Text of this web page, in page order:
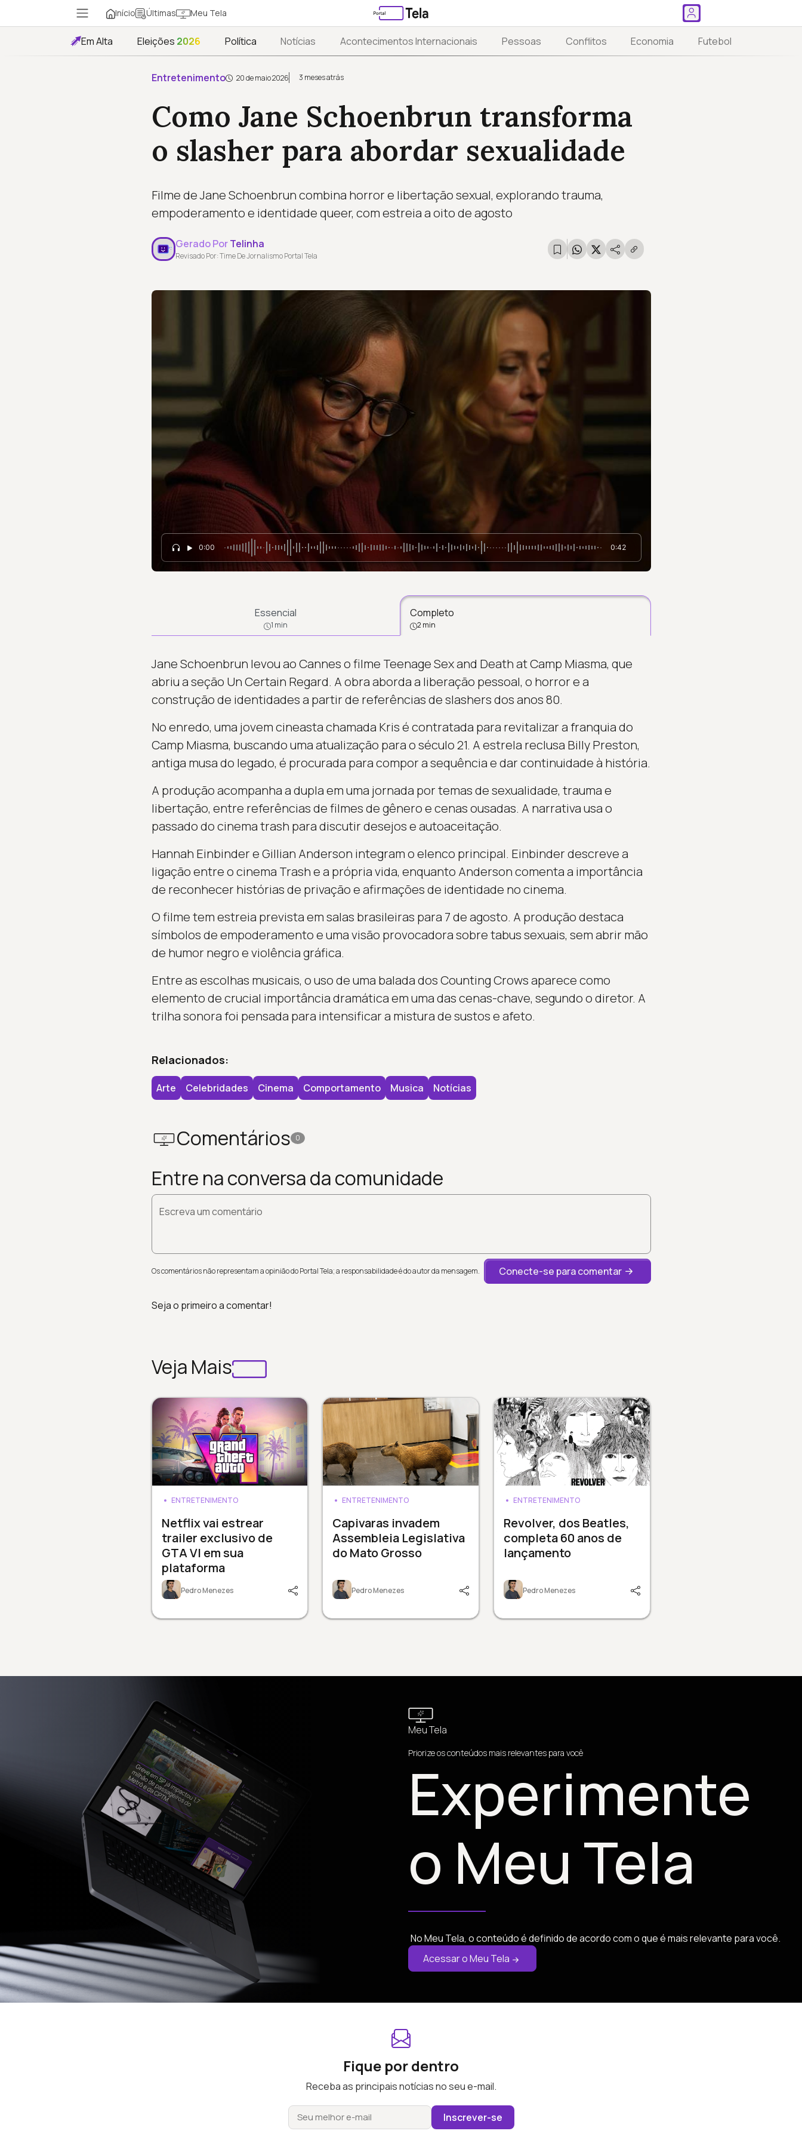
Início Últimas Meu Tela
Em Alta Eleições 2026 Política Notícias Acontecimentos Internacionais Pessoas Conflitos Economia Futebol
Entretenimento 20 de maio 2026 3 meses atrás
Como Jane Schoenbrun transforma
o slasher para abordar sexualidade
Filme de Jane Schoenbrun combina horror e libertação sexual, explorando trauma,
empoderamento e identidade queer, com estreia a oito de agosto
Gerado PorTelinha
Revisado Por: Time De Jornalismo Portal Tela
0:00 0:42
Essencial
1 min
Completo
2 min
Jane Schoenbrun levou ao Cannes o filme Teenage Sex and Death at Camp Miasma, que
abriu a seção Un Certain Regard. A obra aborda a liberação pessoal, o horror e a
construção de identidades a partir de referências de slashers dos anos 80.
No enredo, uma jovem cineasta chamada Kris é contratada para revitalizar a franquia do
Camp Miasma, buscando uma atualização para o século 21. A estrela reclusa Billy Preston,
antiga musa do legado, é procurada para compor a sequência e dar continuidade à história.
A produção acompanha a dupla em uma jornada por temas de sexualidade, trauma e
libertação, entre referências de filmes de gênero e cenas ousadas. A narrativa usa o
passado do cinema trash para discutir desejos e autoaceitação.
Hannah Einbinder e Gillian Anderson integram o elenco principal. Einbinder descreve a
ligação entre o cinema Trash e a própria vida, enquanto Anderson comenta a importância
de reconhecer histórias de privação e afirmações de identidade no cinema.
O filme tem estreia prevista em salas brasileiras para 7 de agosto. A produção destaca
símbolos de empoderamento e uma visão provocadora sobre tabus sexuais, sem abrir mão
de humor negro e violência gráfica.
Entre as escolhas musicais, o uso de uma balada dos Counting Crows aparece como
elemento de crucial importância dramática em uma das cenas-chave, segundo o diretor. A
trilha sonora foi pensada para intensificar a mistura de sustos e afeto.
Relacionados:
Arte Celebridades Cinema Comportamento Musica Notícias
Comentários 0
Entre na conversa da comunidade
Escreva um comentário
Os comentários não representam a opinião do Portal Tela; a responsabilidade é do autor da mensagem. Conecte-se para comentar
Seja o primeiro a comentar!
Veja Mais
ENTRETENIMENTO
Netflix vai estrear
trailer exclusivo de
GTA VI em sua
plataforma
Pedro Menezes
ENTRETENIMENTO
Capivaras invadem
Assembleia Legislativa
do Mato Grosso
Pedro Menezes
ENTRETENIMENTO
Revolver, dos Beatles,
completa 60 anos de
lançamento
Pedro Menezes
Meu Tela
Priorize os conteúdos mais relevantes para você
Experimente
o Meu Tela
No Meu Tela, o conteúdo é definido de acordo com o que é mais relevante para você.
Acessar o Meu Tela
Fique por dentro
Receba as principais notícias no seu e-mail.
Inscrever-se